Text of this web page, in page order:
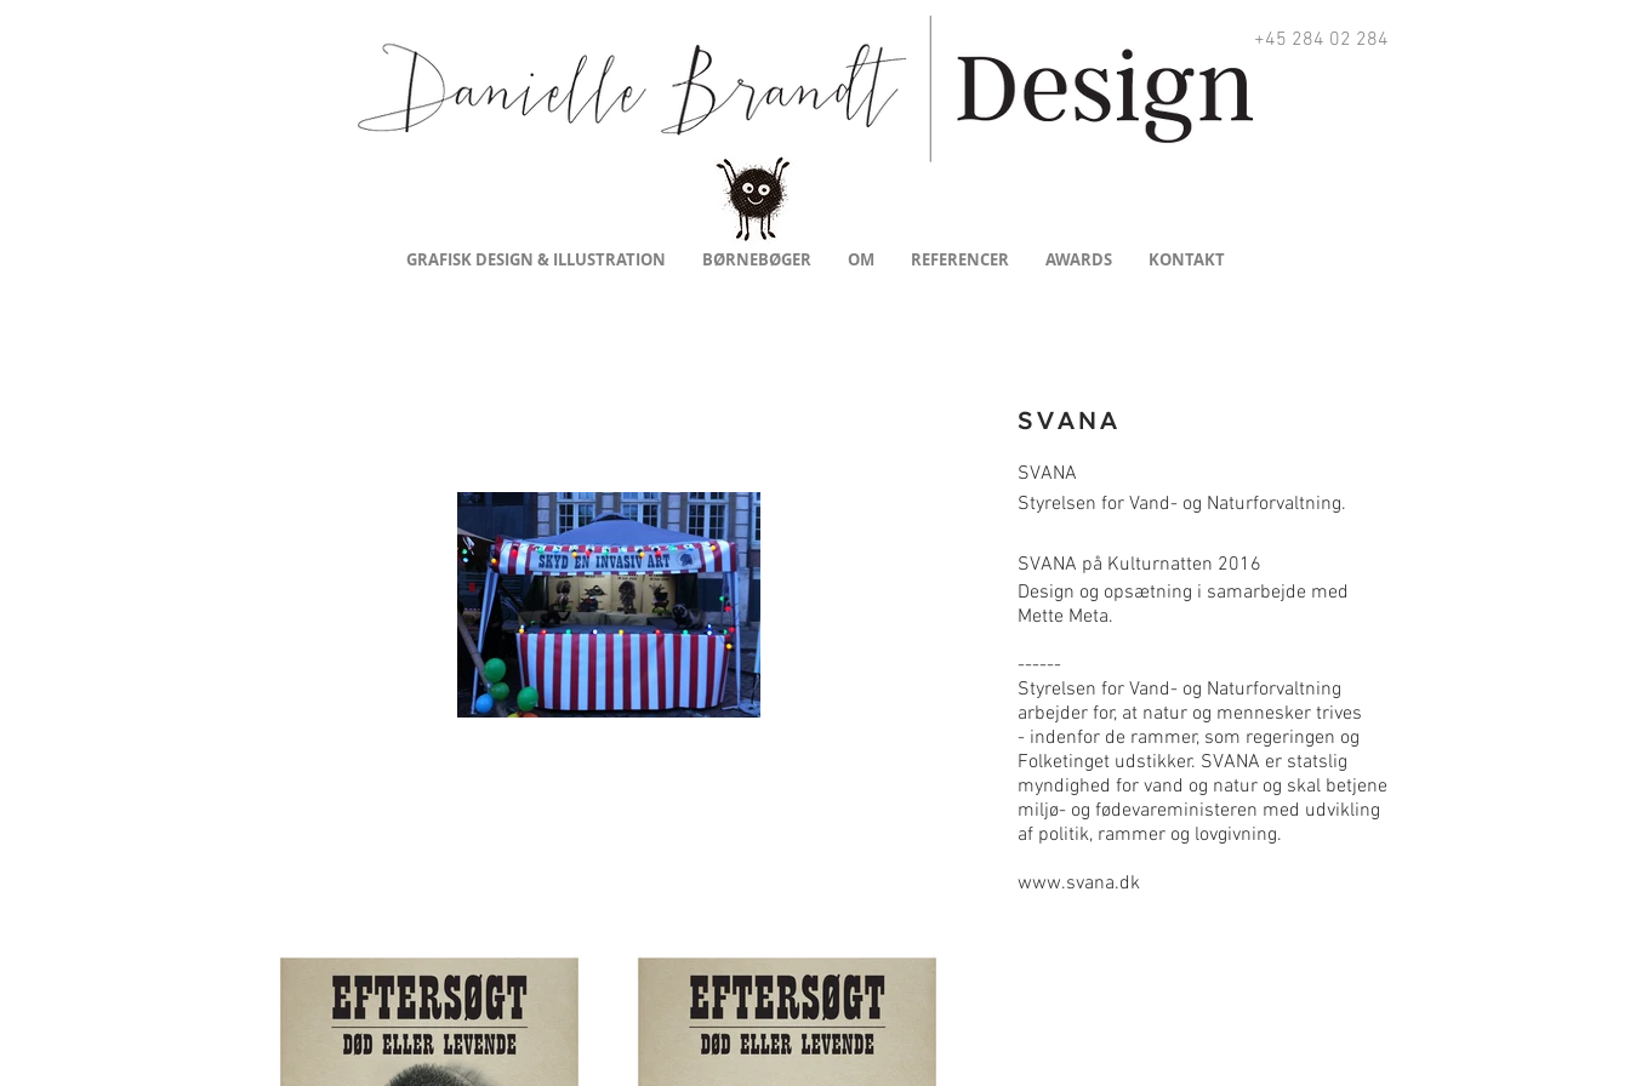
+45 284 02 284
GRAFISK DESIGN & ILLUSTRATION BØRNEBØGER OM REFERENCER AWARDS KONTAKT
SVANA
SVANA
Styrelsen for Vand- og Naturforvaltning.
SVANA på Kulturnatten 2016
Design og opsætning i samarbejde med
Mette Meta.
------
Styrelsen for Vand- og Naturforvaltning
arbejder for, at natur og mennesker trives
- indenfor de rammer, som regeringen og
Folketinget udstikker. SVANA er statslig
myndighed for vand og natur og skal betjene
miljø- og fødevareministeren med udvikling
af politik, rammer og lovgivning.
www.svana.dk